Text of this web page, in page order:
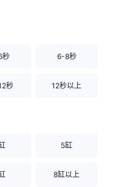
秒 6-8秒
秒 12秒以上
5缸
8缸以上